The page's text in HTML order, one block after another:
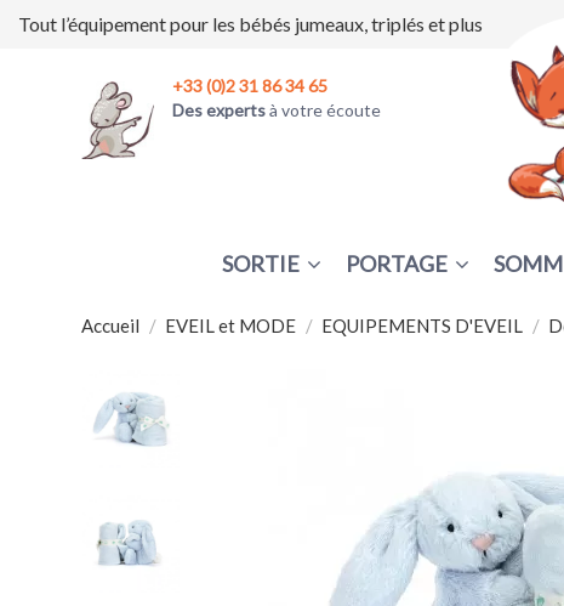
Tout l’équipement pour les bébés jumeaux, triplés et plus
+33 (0)2 31 86 34 65
Des expertsà votre écoute
SORTIE PORTAGE
Accueil EVEIL et MODE EQUIPEMENTS D'EVEIL